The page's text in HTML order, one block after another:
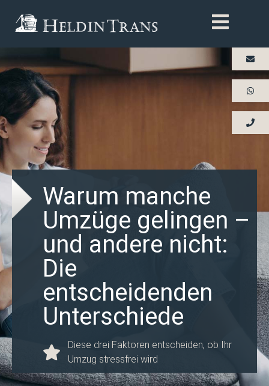
Warum manche
Umzüge gelingen –
und andere nicht:
Die
entscheidenden
Unterschiede
Diese drei Faktoren entscheiden, ob Ihr
Umzug stressfrei wird